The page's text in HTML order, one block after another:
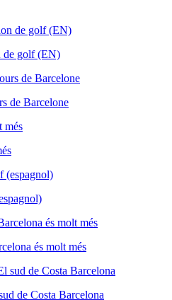
de golf (EN)
de Barcelone
és molt més
de Costa Barcelona